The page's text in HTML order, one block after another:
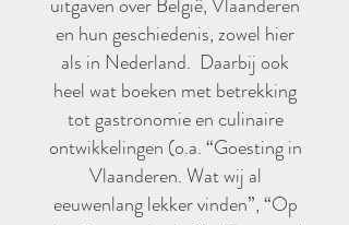
en hun geschiedenis, zowel hier
als in Nederland. Daarbij ook
heel wat boeken met betrekking
tot gastronomie en culinaire
ontwikkelingen (o.a. “Goesting in
Vlaanderen. Wat wij al
eeuwenlang lekker vinden”, “Op